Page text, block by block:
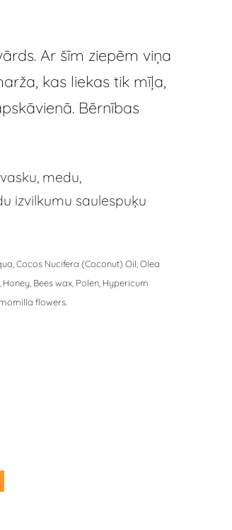
Ar šīm ziepēm viņa
kas liekas tik mīļa,
Bērnības
medu,
izvilkumu saulespuķu
Cocos Nucifera (Coconut) Oil, Olea
Bees wax, Polen, Hypericum
flowers.